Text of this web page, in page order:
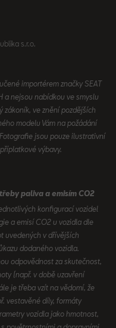
s.r.o.
importérem značky SEAT
a nejsou nabídkou ve smyslu
zákoník, ve znění pozdějších
modelu Vám na požádání
jsou pouze ilustrativní
výbavy.
paliva a emisím CO2
konfigurací vozidel
a emisí CO2 u vozidla dle
uvedených v dřívějších
dodaného vozidla.
odpovědnost za skutečnost,
(např. v době uzavření
je třeba vzít na vědomí, že
vestavěné díly, formáty
vozidla jako hmotnost,